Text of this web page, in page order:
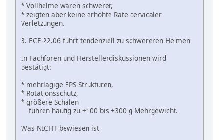
* Vollhelme waren schwerer,
* zeigten aber keine erhöhte Rate cervicaler
Verletzungen.
3. ECE-22.06 führt tendenziell zu schwereren Helmen
In Fachforen und Herstellerdiskussionen wird
bestätigt:
* mehrlagige EPS-Strukturen,
* Rotationsschutz,
* größere Schalen
führen häufig zu +100 bis +300 g Mehrgewicht.
Was NICHT bewiesen ist